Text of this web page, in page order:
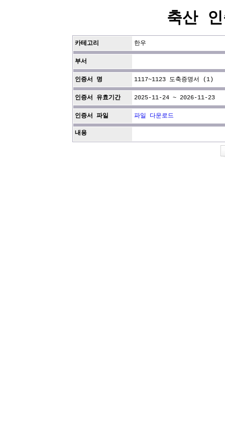
축산
카테고리 한우
부서
인증서 명 1117~1123 도축증명서 (1)
인증서 유효기간 2025-11-24 ~ 2026-11-23
인증서 파일 파일 다운로드
내용